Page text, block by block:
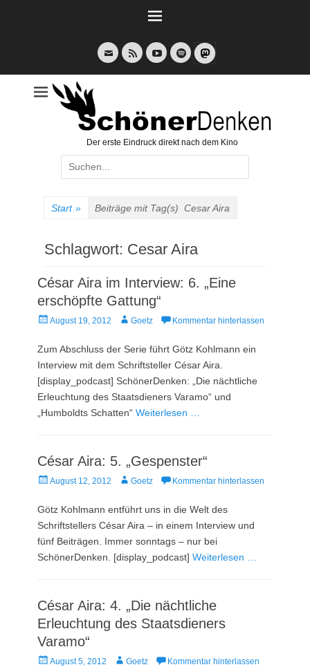
E-
Mail
Feed YouTubeSpotify
Der erste Eindruck direkt nach dem Kino
Suche
nach:
Start » Beiträge mit Tag(s) Cesar Aira
Schlagwort: Cesar Aira
César Aira im Interview: 6. „Eine
erschöpfte Gattung“
Veröffentlicht
August 19, 2012 AutorGoetz Kommentar hinterlassen
Zum Abschluss der Serie führt Götz Kohlmann ein
Interview mit dem Schriftsteller César Aira.
[display_podcast] SchönerDenken: „Die nächtliche
Erleuchtung des Staatsdieners Varamo“ und
„Humboldts Schatten“ Weiterlesen …
César Aira: 5. „Gespenster“
Veröffentlicht
August 12, 2012 AutorGoetz Kommentar hinterlassen
Götz Kohlmann entführt uns in die Welt des
Schriftstellers César Aira – in einem Interview und
fünf Beiträgen. Immer sonntags – nur bei
SchönerDenken. [display_podcast] Weiterlesen …
César Aira: 4. „Die nächtliche
Erleuchtung des Staatsdieners
Varamo“
Veröffentlicht
August 5, 2012 AutorGoetz Kommentar hinterlassen